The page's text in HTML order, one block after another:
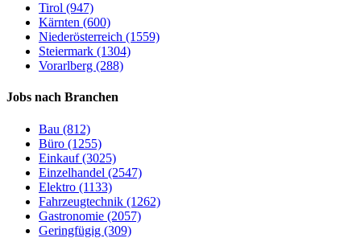
Tirol (947)
Kärnten (600)
Niederösterreich (1559)
Steiermark (1304)
Vorarlberg (288)
Jobs nach Branchen
Bau (812)
Büro (1255)
Einkauf (3025)
Einzelhandel (2547)
Elektro (1133)
Fahrzeugtechnik (1262)
Gastronomie (2057)
Geringfügig (309)